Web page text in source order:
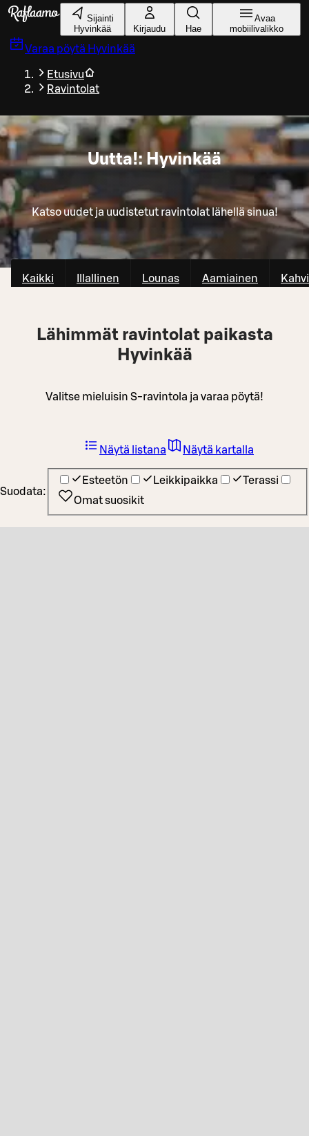
Siirry pääsisältöön
Sijainti
Hyvinkää
Kirjaudu Hae
Avaa
mobiilivalikko
Varaa pöytä Hyvinkää
Etusivu
Ravintolat
Uutta!: Hyvinkää
Katso uudet ja uudistetut ravintolat lähellä sinua!
Kaikki Illallinen Lounas Aamiainen
Lähimmät ravintolat paikasta
Hyvinkää
Valitse mieluisin S-ravintola ja varaa pöytä!
Suodata:
Esteetön Leikkipaikka
Terassi
Omat suosikit
Näytä listana Näytä kartalla